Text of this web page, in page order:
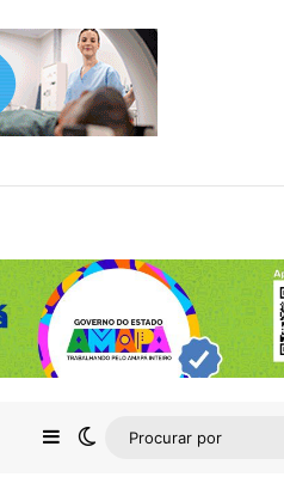
Barra Lateral
Switch skin